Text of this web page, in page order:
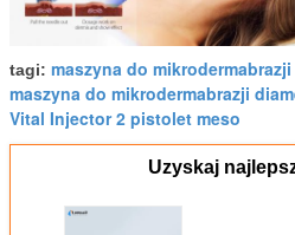
tagi: maszyna do
maszyna do mikrodermabrazji
Vital Injector 2 pistolet meso
Uzyskaj